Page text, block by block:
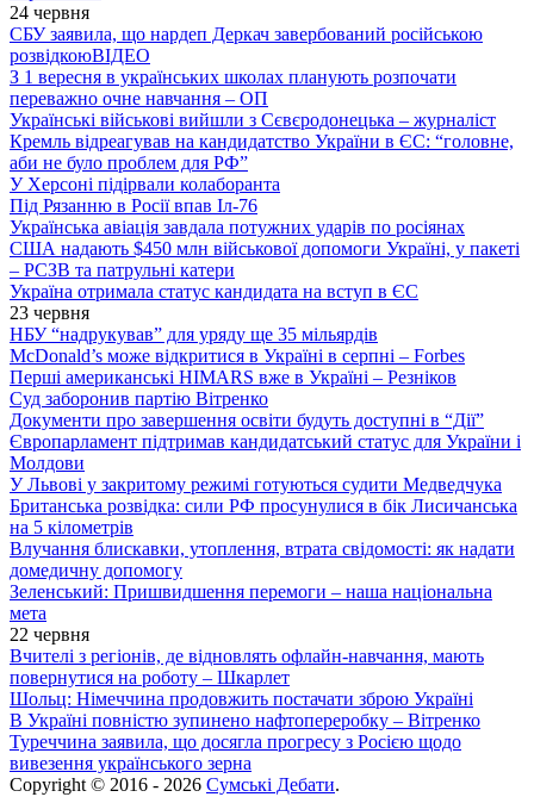
24 червня
СБУ заявила, що нардеп Деркач завербований російською
розвідкоюВІДЕО
З 1 вересня в українських школах планують розпочати
переважно очне навчання – ОП
Українські військові вийшли з Сєвєродонецька – журналіст
Кремль відреагував на кандидатство України в ЄС: “головне,
аби не було проблем для РФ”
У Херсоні підірвали колаборанта
Під Рязанню в Росії впав Іл-76
Українська авіація завдала потужних ударів по росіянах
США надають $450 млн військової допомоги Україні, у пакеті
– РСЗВ та патрульні катери
Україна отримала статус кандидата на вступ в ЄС
23 червня
НБУ “надрукував” для уряду ще 35 мільярдів
McDonald’s може відкритися в Україні в серпні – Forbes
Перші американські HIMARS вже в Україні – Резніков
Суд заборонив партію Вітренко
Документи про завершення освіти будуть доступні в “Дії”
Європарламент підтримав кандидатський статус для України і
Молдови
У Львові у закритому режимі готуються судити Медведчука
Британська розвідка: сили РФ просунулися в бік Лисичанська
на 5 кілометрів
Влучання блискавки, утоплення, втрата свідомості: як надати
домедичну допомогу
Зеленський: Пришвидшення перемоги – наша національна
мета
22 червня
Вчителі з регіонів, де відновлять офлайн-навчання, мають
повернутися на роботу – Шкарлет
Шольц: Німеччина продовжить постачати зброю Україні
В Україні повністю зупинено нафтопереробку – Вітренко
Туреччина заявила, що досягла прогресу з Росією щодо
вивезення українського зерна
Copyright © 2016 - 2026 Сумські Дебати.